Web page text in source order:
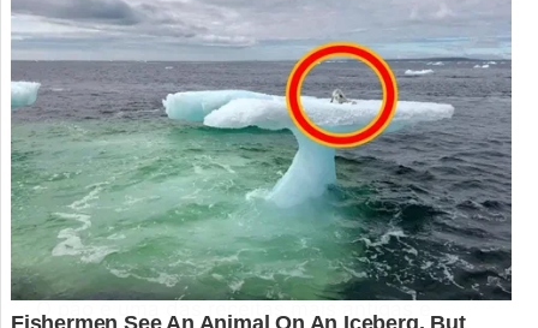
O pão é uma das receitas mais antigas e